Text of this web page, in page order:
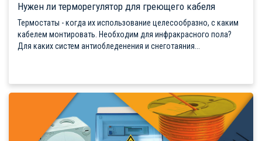
Нужен ли терморегулятор для греющего кабеля
Термостаты - когда их использование целесообразно, с каким
кабелем монтировать. Необходим для инфракрасного пола?
Для каких систем антиобледенения и снеготаяния...